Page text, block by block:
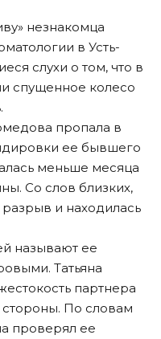
незнакомца
в Усть-
слухи о том, что в
спущенное колесо
пропала в
ее бывшего
меньше месяца
Со слов близких,
и находилась
называют ее
Татьяна
партнера
По словам
проверял ее